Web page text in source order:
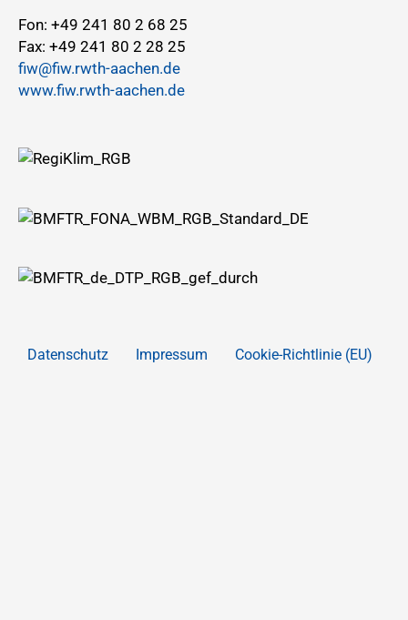
Fon: +49 241 80 2 68 25
Fax: +49 241 80 2 28 25
fiw@fiw.rwth-aachen.de
www.fiw.rwth-aachen.de
Datenschutz Impressum Cookie-Richtlinie (EU)